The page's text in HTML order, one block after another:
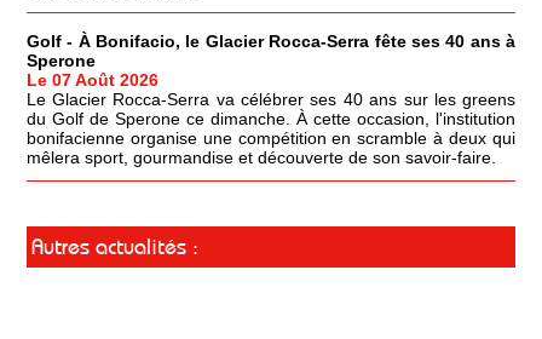
Golf - À Bonifacio, le Glacier Rocca-Serra fête ses 40 ans à
Sperone
Le 07 Août 2026
Le Glacier Rocca-Serra va célébrer ses 40 ans sur les greens
du Golf de Sperone ce dimanche. À cette occasion, l'institution
bonifacienne organise une compétition en scramble à deux qui
mêlera sport, gourmandise et découverte de son savoir-faire.
Autres actualités :